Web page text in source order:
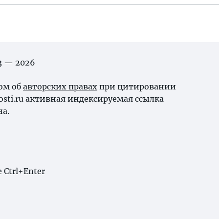
— 2026
об авторских правах при цитировании
активная индексируемая ссылка
Ctrl+Enter